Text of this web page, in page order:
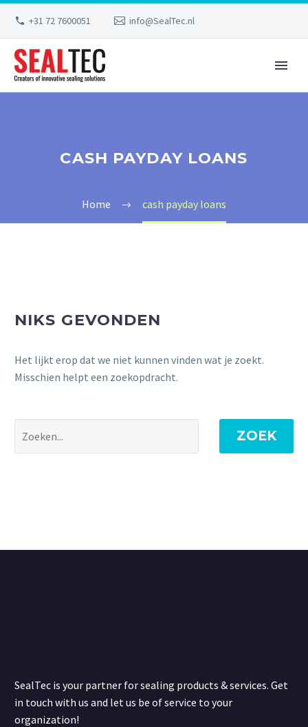
+31 72 7600051 info@SealTec.nl
CASH PAYDAY LOANS
Home cash payday loans
NIKS GEVONDEN
Het lijkt erop dat we niet kunnen vinden wat je zoekt.
Misschien helpt een zoekopdracht.
ZOEK
SealTec is your partner for sealing products & services. Get
in touch with us and let us be of service to your
organization!